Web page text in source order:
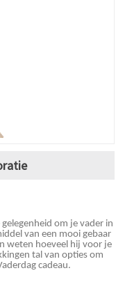
om je vader in
van een mooi gebaar
weten hoeveel hij voor je
tal van opties om
cadeau.